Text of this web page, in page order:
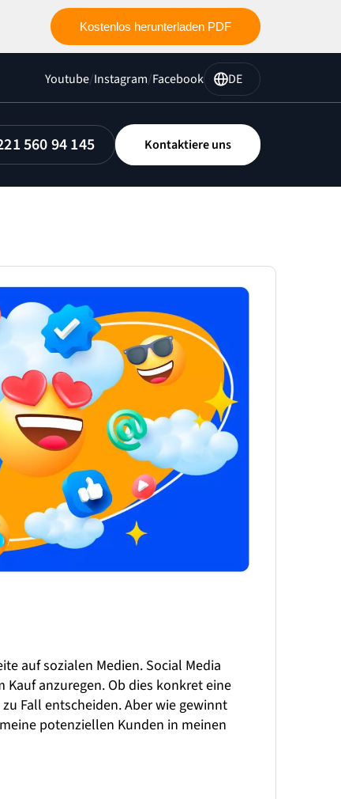
Kostenlos herunterladen PDF
Youtube/Instagram/Facebook DE
560 94 145 Kontaktiere uns
auf sozialen Medien. Social Media
anzuregen. Ob dies konkret eine
Fall entscheiden. Aber wie gewinnt
potenziellen Kunden in meinen